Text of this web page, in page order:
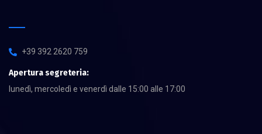
+39 392 2620 759
Apertura segreteria:
lunedì, mercoledì e venerdì dalle 15:00 alle 17:00